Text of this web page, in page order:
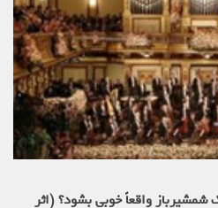
واقعاً خوبی بشود؟ (اثر